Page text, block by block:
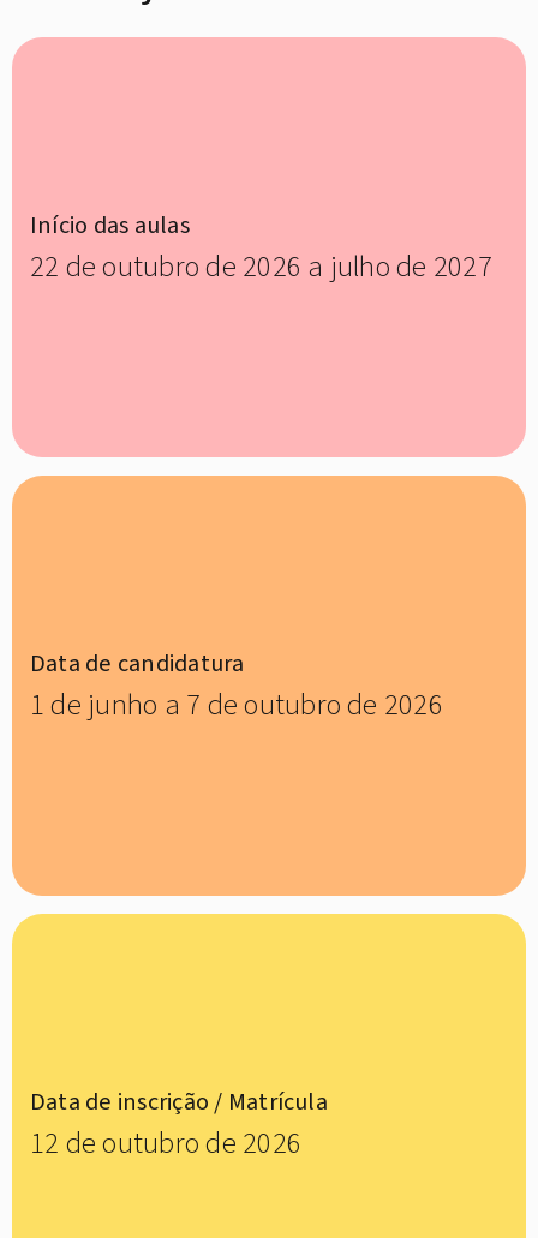
Início das aulas
22 de outubro de 2026 a julho de 2027
Data de candidatura
1 de junho a 7 de outubro de 2026
Data de inscrição / Matrícula
12 de outubro de 2026